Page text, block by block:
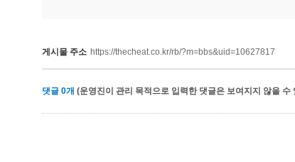
게시물 주소 https://thecheat.co.kr/rb/?m=bbs&uid=10627817
댓글 0개 (운영진이 관리 목적으로 입력한 댓글은 보여지지 않을 수